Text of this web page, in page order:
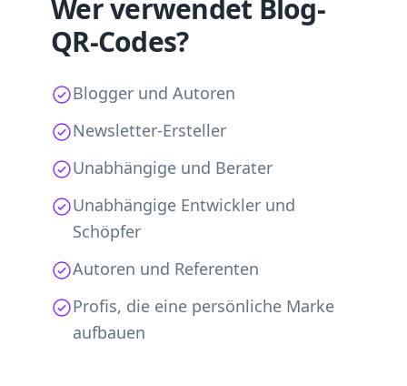
Wer verwendet Blog-
QR-Codes?
Blogger und Autoren
Newsletter-Ersteller
Unabhängige und Berater
Unabhängige Entwickler und
Schöpfer
Autoren und Referenten
Profis, die eine persönliche Marke
aufbauen